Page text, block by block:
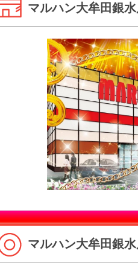
マルハン大牟田銀
マルハン大牟田銀